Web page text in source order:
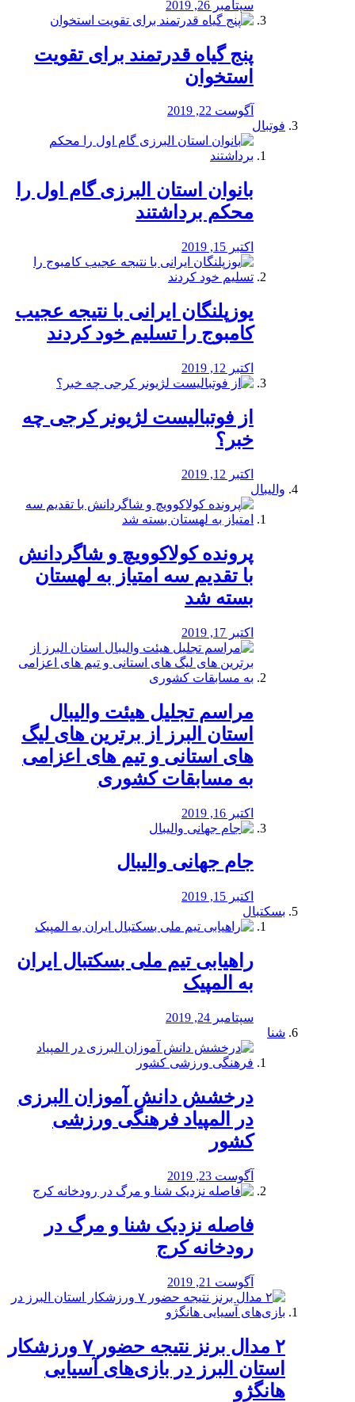
سپتامبر 26, 2019
پنج گیاه قدرتمند برای تقویت
استخوان
آگوست 22, 2019
فوتبال
بانوان استان البرزی گام اول را
محكم برداشتند
اکتبر 15, 2019
یوزپلنگان ایرانی با نتیجه عجیب
کامبوج را تسلیم خود کردند
اکتبر 12, 2019
از فوتبالیست لژیونر کرجی چه
خبر؟
اکتبر 12, 2019
والیبال
پرونده کولاکوویچ و شاگردانش
با تقدیم سه امتیاز به لهستان
بسته شد
اکتبر 17, 2019
مراسم تجلیل هیئت والیبال
استان البرز از برترین های لیگ
های استانی و تیم های اعزامی
به مسابقات کشوری
اکتبر 16, 2019
جام جهانی والیبال
اکتبر 15, 2019
بسکتبال
راهیابی تیم ملی بسکتبال ایران
به المپیک
سپتامبر 24, 2019
شنا
درخشش دانش آموزان البرزی
در المپیاد فرهنگی ورزشی
کشور
آگوست 23, 2019
️فاصله نزدیک شنا و مرگ در
رودخانه کرج
آگوست 21, 2019
۲ مدال برنز نتیجه حضور ۷ ورزشکار
استان البرز در بازی‌های آسیایی
هانگژو